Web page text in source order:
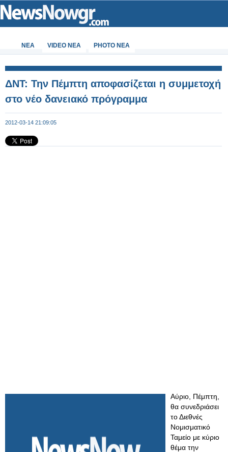
ΝΕΑ VIDEO NEA PHOTO NEA
ΔΝΤ: Την Πέμπτη αποφασίζεται η συμμετοχή
στο νέο δανειακό πρόγραμμα
2012-03-14 21:09:05
Αύριο, Πέμπτη,
θα συνεδριάσει
το Διεθνές
Νομισματικό
Ταμείο με κύριο
θέμα την